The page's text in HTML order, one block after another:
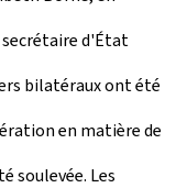
secrétaire d'État
bilatéraux ont été
en matière de
soulevée. Les